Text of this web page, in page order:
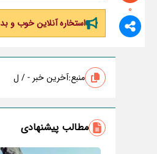
استخاره آنلاین خوب و
0
منبع:آخرین خبر - / ل
مطالب پیشنهادی